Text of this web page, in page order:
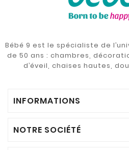
Bébé 9 est le spécialiste de
de 50 ans : chambres,
d’éveil, chaises hautes,
INFORMATIONS
NOTRE SOCIÉTÉ